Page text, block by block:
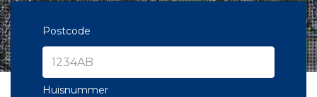
Postcode
Huisnummer